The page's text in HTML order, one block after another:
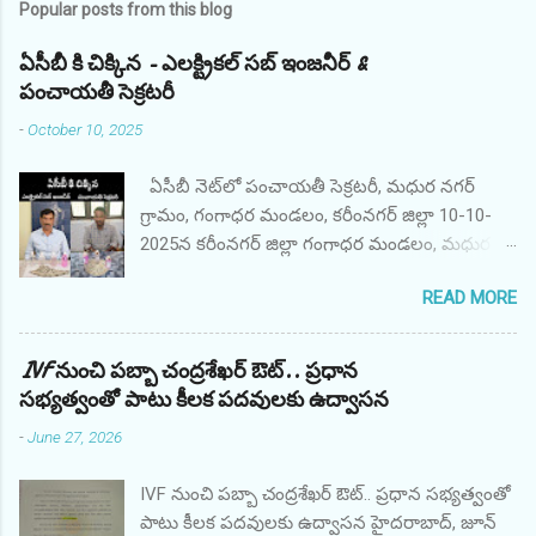
Popular posts from this blog
ఏసీబీ కి చిక్కిన - ఎలక్ట్రికల్ సబ్ ఇంజనీర్ &
పంచాయతీ సెక్రటరీ
-October 10, 2025
ఏసీబీ నెట్‌లో పంచాయతీ సెక్రటరీ, మధుర నగర్
గ్రామం, గంగాధర మండలం, కరీంనగర్ జిల్లా 10-10-
2025న కరీంనగర్ జిల్లా గంగాధర మండలం, మధుర
ఇందిరమ్మ గృహనిర్మాణ పథకం కోసం ఫిర్యాదుదారుడి
ఫైల్‌ను ప్రాసెస్ చేయడానికి అధికారిక అనుకూలంగా
వ్యవహరించినందుకు ఫిర్యాదుదారుడి నుండి రూ.
10,000/- లంచం డిమాండ్ చేసి స్వీకరించినప్పుడు
తెలంగాణ ACB, కరీంనగర్ యూనిట్ వారు రెడ్
తరపున లంచం మొత్తాన్ని తిరిగి పొందారు. ఏఓ శ్రీ ఎం.
అనిల్, పంచాయతీ కార్యదర్శి, మధుర నగర్ గ్రామం,
READ MORE
IVF నుంచి పబ్బా చంద్రశేఖర్ ఔట్.. ప్రధాన
సభ్యత్వంతో పాటు కీలక పదవులకు ఉద్వాసన
-June 27, 2026
IVF నుంచి పబ్బా చంద్రశేఖర్ ఔట్.. ప్రధాన సభ్యత్వంతో
పాటు కీలక పదవులకు ఉద్వాసన హైదరాబాద్, జూన్